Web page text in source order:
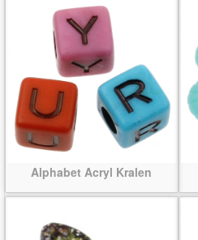
Alphabet Acryl Kralen